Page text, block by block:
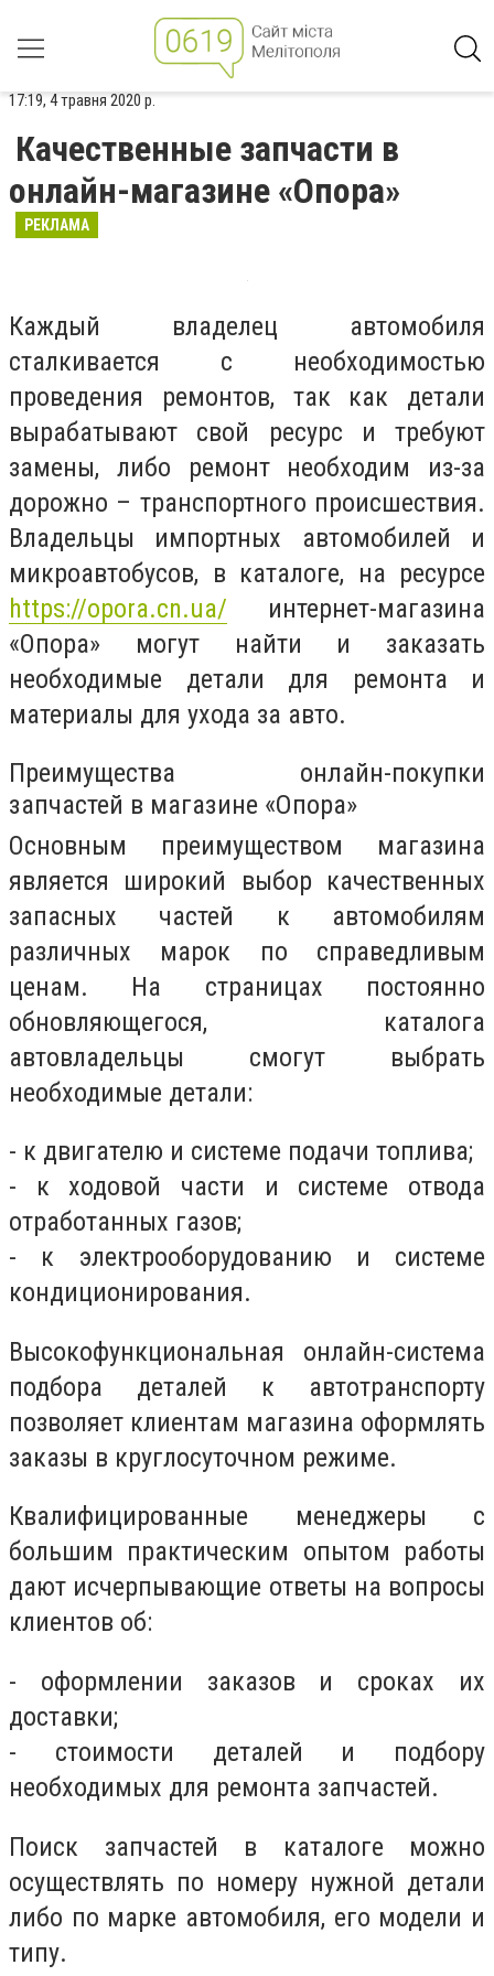
17:19, 4 травня 2020 р.
Качественные запчасти в
онлайн-магазине «Опора»
РЕКЛАМА
Каждый владелец автомобиля
сталкивается с необходимостью
проведения ремонтов, так как детали
вырабатывают свой ресурс и требуют
замены, либо ремонт необходим из-за
дорожно – транспортного происшествия.
Владельцы импортных автомобилей и
микроавтобусов, в каталоге, на ресурсе
https://opora.cn.ua/ интернет-магазина
«Опора» могут найти и заказать
необходимые детали для ремонта и
материалы для ухода за авто.
Преимущества онлайн-покупки
запчастей в магазине «Опора»
Основным преимуществом магазина
является широкий выбор качественных
запасных частей к автомобилям
различных марок по справедливым
ценам. На страницах постоянно
обновляющегося, каталога
автовладельцы смогут выбрать
необходимые детали:
- к двигателю и системе подачи топлива;
- к ходовой части и системе отвода
отработанных газов;
- к электрооборудованию и системе
кондиционирования.
Высокофункциональная онлайн-система
подбора деталей к автотранспорту
позволяет клиентам магазина оформлять
заказы в круглосуточном режиме.
Квалифицированные менеджеры с
большим практическим опытом работы
дают исчерпывающие ответы на вопросы
клиентов об:
- оформлении заказов и сроках их
доставки;
- стоимости деталей и подбору
необходимых для ремонта запчастей.
Поиск запчастей в каталоге можно
осуществлять по номеру нужной детали
либо по марке автомобиля, его модели и
типу.